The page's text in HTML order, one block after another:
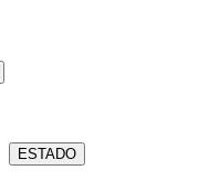
ESTADO